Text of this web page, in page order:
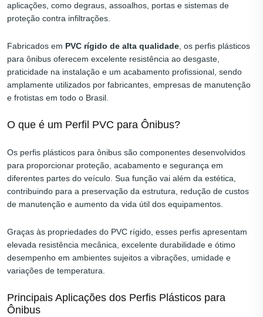
aplicações, como degraus, assoalhos, portas e sistemas de
proteção contra infiltrações.
Fabricados em PVC rígido de alta qualidade , os perfis plásticos
para ônibus oferecem excelente resistência ao desgaste,
praticidade na instalação e um acabamento profissional, sendo
amplamente utilizados por fabricantes, empresas de manutenção
e frotistas em todo o Brasil.
O que é um Perfil PVC para Ônibus?
Os perfis plásticos para ônibus são componentes desenvolvidos
para proporcionar proteção, acabamento e segurança em
diferentes partes do veículo. Sua função vai além da estética,
contribuindo para a preservação da estrutura, redução de custos
de manutenção e aumento da vida útil dos equipamentos.
Graças às propriedades do PVC rígido, esses perfis apresentam
elevada resistência mecânica, excelente durabilidade e ótimo
desempenho em ambientes sujeitos a vibrações, umidade e
variações de temperatura.
Principais Aplicações dos Perfis Plásticos para
Ônibus